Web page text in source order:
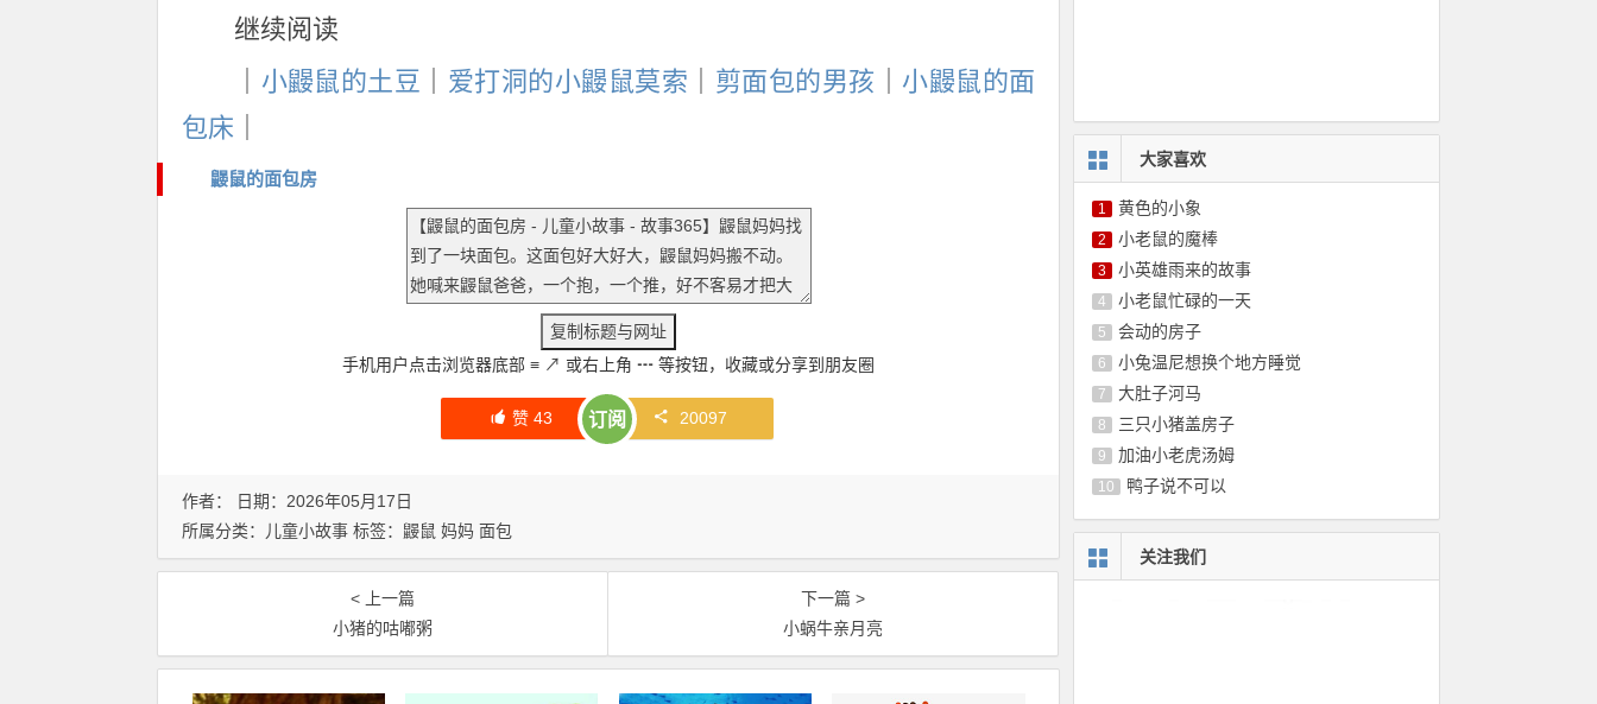
继续阅读
小鼹鼠的土豆 爱打洞的小鼹鼠莫索 剪面包的男孩
小鼹鼠的面
包床
鼹鼠的面包房
手机用户点击浏览器底部 ≡ ↗ 或右上角 ┅等按钮，收藏或分享到朋友圈
赞 43 订阅 20097
作者： 日期：2026年05月17日
所属分类：
儿童小故事 标签： 鼹鼠 妈妈 面包
< 上一篇
小猪的咕嘟粥
下一篇 >
小蜗牛亲月亮
大家喜欢
1 黄色的小象
2 小老鼠的魔棒
3 小英雄雨来的故事
4 小老鼠忙碌的一天
5 会动的房子
6 小兔温尼想换个地方睡觉
7 大肚子河马
8 三只小猪盖房子
9 加油小老虎汤姆
10 鸭子说不可以
关注我们